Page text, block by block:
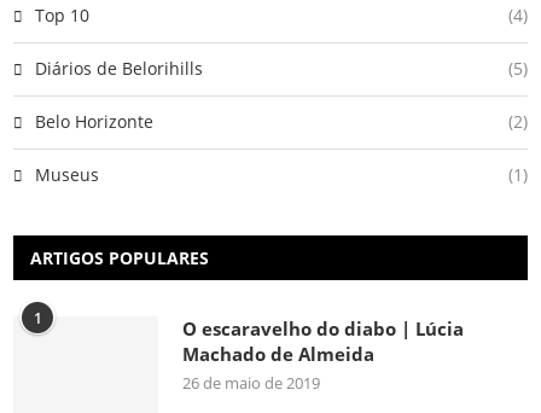
Top 10 (4)
Diários de Belorihills (5)
Belo Horizonte (2)
Museus (1)
ARTIGOS POPULARES
1
O escaravelho do diabo | Lúcia
Machado de Almeida
26 de maio de 2019